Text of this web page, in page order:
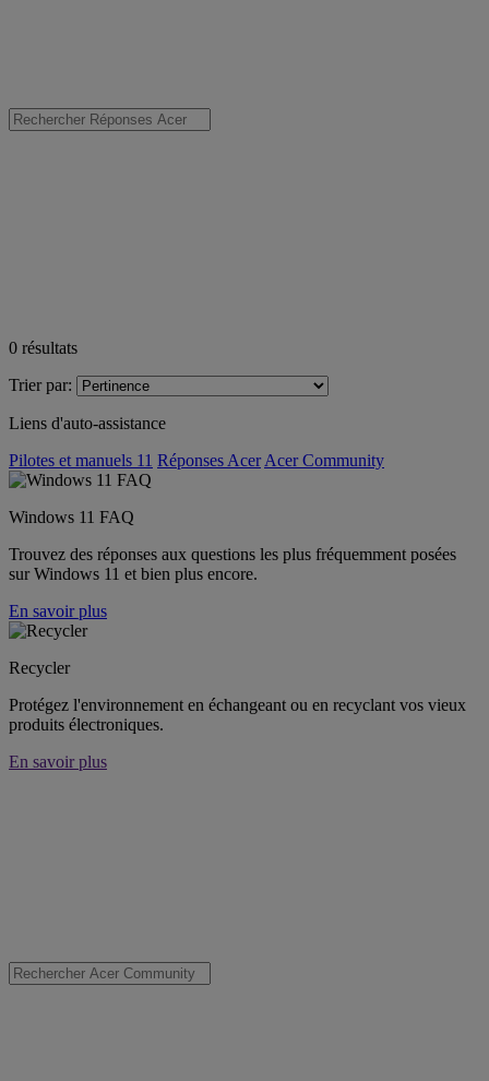
0 résultats
Trier par:
Liens d'auto-assistance
Pilotes et manuels 11 Réponses Acer Acer Community
Windows 11 FAQ
Trouvez des réponses aux questions les plus fréquemment posées
sur Windows 11 et bien plus encore.
En savoir plus
Recycler
Protégez l'environnement en échangeant ou en recyclant vos vieux
produits électroniques.
En savoir plus